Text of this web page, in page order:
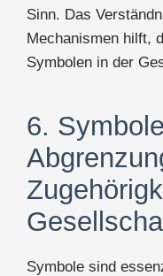
Sinn. Das
Mechanismen hilft,
Symbolen in der
6.
Symbole sind